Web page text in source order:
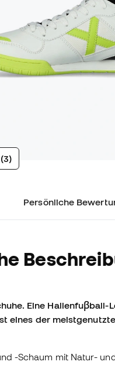
Persönliche
Eine Hallenfuβball-
eines der
-Schaum mit Natur-